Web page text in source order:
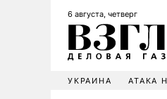
6 августа, четверг
УКРАИНА АТАКА